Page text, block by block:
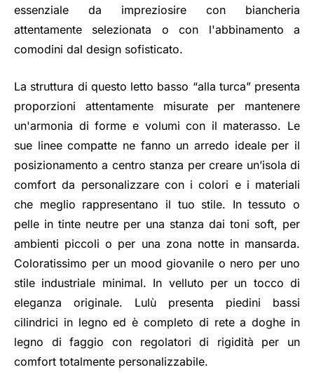
essenziale da impreziosire con biancheria
attentamente selezionata o con l'abbinamento a
comodini dal design sofisticato.
La struttura di questo letto basso “alla turca” presenta
proporzioni attentamente misurate per mantenere
un'armonia di forme e volumi con il materasso. Le
sue linee compatte ne fanno un arredo ideale per il
posizionamento a centro stanza per creare un’isola di
comfort da personalizzare con i colori e i materiali
che meglio rappresentano il tuo stile. In tessuto o
pelle in tinte neutre per una stanza dai toni soft, per
ambienti piccoli o per una zona notte in mansarda.
Coloratissimo per un mood giovanile o nero per uno
stile industriale minimal. In velluto per un tocco di
eleganza originale. Lulù presenta piedini bassi
cilindrici in legno ed è completo di rete a doghe in
legno di faggio con regolatori di rigidità per un
comfort totalmente personalizzabile.